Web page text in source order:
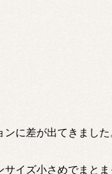
に差が出てきました
イズ小さめでまとま